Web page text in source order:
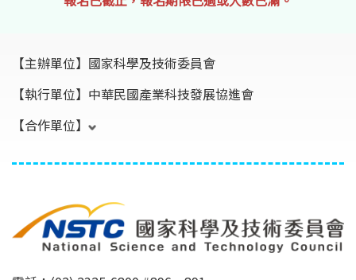
【主辦單位】 國家科學及技術委員會
【執行單位】 中華民國產業科技發展協進會
【合作單位】